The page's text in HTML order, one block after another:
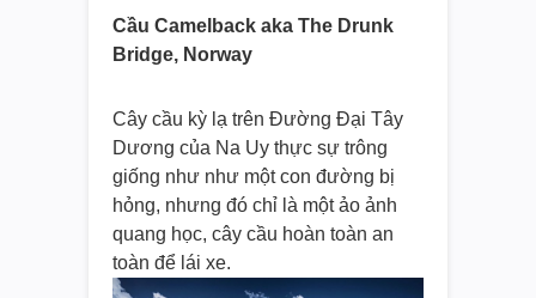
Cầu Camelback aka The Drunk
Bridge, Norway
Cây cầu kỳ lạ trên Đường Đại Tây
Dương của Na Uy thực sự trông
giống như như một con đường bị
hỏng, nhưng đó chỉ là một ảo ảnh
quang học, cây cầu hoàn toàn an
toàn để lái xe.